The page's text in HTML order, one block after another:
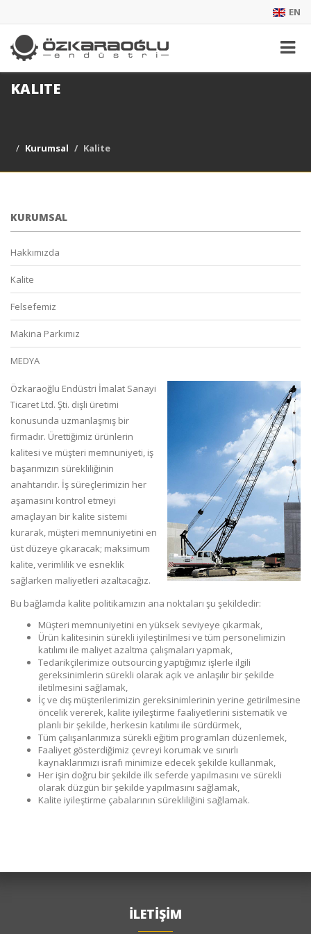
EN
KALITE
Kurumsal Kalite
KURUMSAL
Hakkımızda
Kalite
Felsefemiz
Makina Parkımız
MEDYA
Özkaraoğlu Endüstri İmalat Sanayi
Ticaret Ltd. Şti. dişli üretimi
konusunda uzmanlaşmış bir
firmadır. Ürettiğimiz ürünlerin
kalitesi ve müşteri memnuniyeti, iş
başarımızın sürekliliğinin
anahtarıdır. İş süreçlerimizin her
aşamasını kontrol etmeyi
amaçlayan bir kalite sistemi
kurarak, müşteri memnuniyetini en
üst düzeye çıkaracak; maksimum
kalite, verimlilik ve esneklik
sağlarken maliyetleri azaltacağız.
Bu bağlamda kalite politikamızın ana noktaları şu şekildedir:
Müşteri memnuniyetini en yüksek seviyeye çıkarmak,
Ürün kalitesinin sürekli iyileştirilmesi ve tüm personelimizin
katılımı ile maliyet azaltma çalışmaları yapmak,
Tedarikçilerimize outsourcing yaptığımız işlerle ilgili
gereksinimlerin sürekli olarak açık ve anlaşılır bir şekilde
iletilmesini sağlamak,
İç ve dış müşterilerimizin gereksinimlerinin yerine getirilmesine
öncelik vererek, kalite iyileştirme faaliyetlerini sistematik ve
planlı bir şekilde, herkesin katılımı ile sürdürmek,
Tüm çalışanlarımıza sürekli eğitim programları düzenlemek,
Faaliyet gösterdiğimiz çevreyi korumak ve sınırlı
kaynaklarımızı israfı minimize edecek şekilde kullanmak,
Her işin doğru bir şekilde ilk seferde yapılmasını ve sürekli
olarak düzgün bir şekilde yapılmasını sağlamak,
Kalite iyileştirme çabalarının sürekliliğini sağlamak.
İLETİŞİM